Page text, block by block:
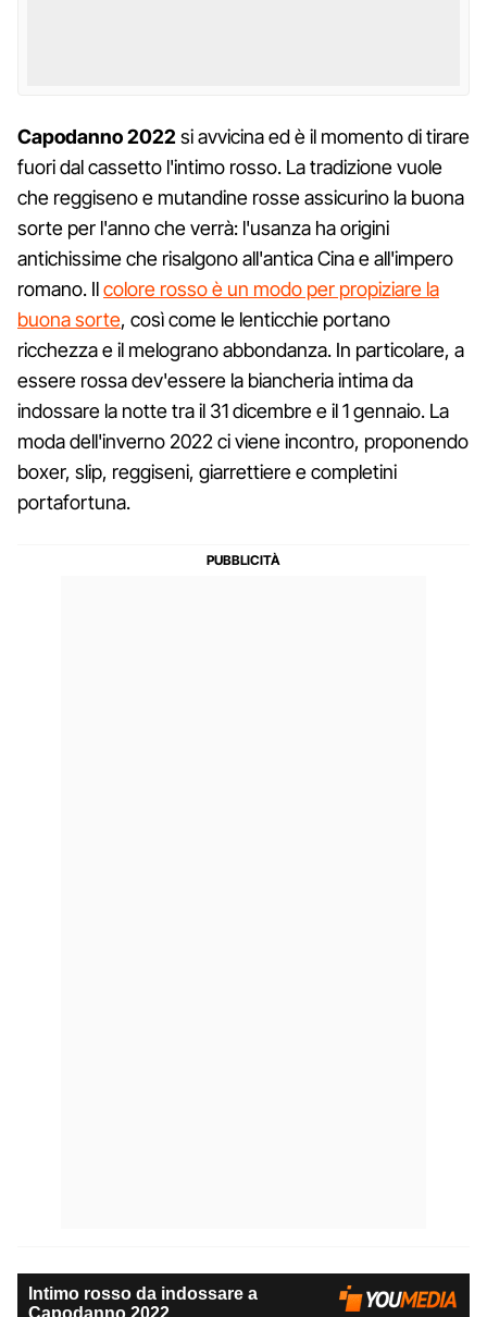
Capodanno 2022si avvicina ed è il momento di tirare
fuori dal cassetto l'intimo rosso. La tradizione vuole
che reggiseno e mutandine rosse assicurino la buona
sorte per l'anno che verrà: l'usanza ha origini
antichissime che risalgono all'antica Cina e all'impero
romano. Ilcolore rosso è un modo per propiziare la
buona sorte, così come le lenticchie portano
ricchezza e il melograno abbondanza. In particolare, a
essere rossa dev'essere la biancheria intima da
indossare la notte tra il 31 dicembre e il 1 gennaio. La
moda dell'inverno 2022 ci viene incontro, proponendo
boxer, slip, reggiseni, giarrettiere e completini
portafortuna.